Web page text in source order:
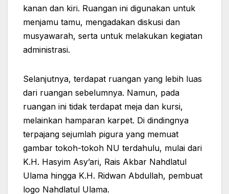
kanan dan kiri. Ruangan ini digunakan untuk
menjamu tamu, mengadakan diskusi dan
musyawarah, serta untuk melakukan kegiatan
administrasi.
Selanjutnya, terdapat ruangan yang lebih luas
dari ruangan sebelumnya. Namun, pada
ruangan ini tidak terdapat meja dan kursi,
melainkan hamparan karpet. Di dindingnya
terpajang sejumlah pigura yang memuat
gambar tokoh-tokoh NU terdahulu, mulai dari
K.H. Hasyim Asy’ari, Rais Akbar Nahdlatul
Ulama hingga K.H. Ridwan Abdullah, pembuat
logo Nahdlatul Ulama.